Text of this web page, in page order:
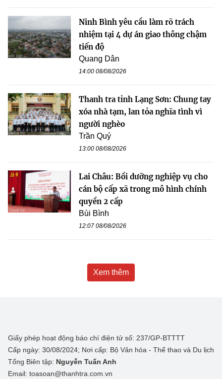
Ninh Bình yêu cầu làm rõ trách
nhiệm tại 4 dự án giao thông chậm
tiến độ
Quang Dân
14:00 08/08/2026
Thanh tra tỉnh Lạng Sơn: Chung tay
xóa nhà tạm, lan tỏa nghĩa tình vì
người nghèo
Trần Quý
13:00 08/08/2026
Lai Châu: Bồi dưỡng nghiệp vụ cho
cán bộ cấp xã trong mô hình chính
quyền 2 cấp
Bùi Bình
12:07 08/08/2026
Xem thêm
Giấy phép hoạt động báo chí điện tử số: 237/GP-BTTTT
Cấp ngày: 30/08/2024; Nơi cấp: Bộ Văn hóa - Thể thao và Du lịch
Tổng Biên tập: Nguyễn Tuấn Anh
Email: toasoan@thanhtra.com.vn